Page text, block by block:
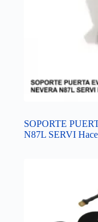
SOPORTE
N87L SERVI